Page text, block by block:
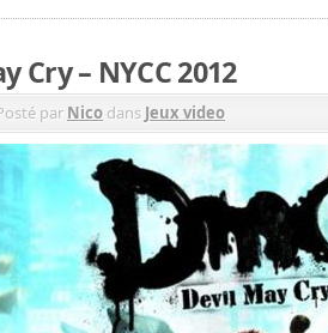
Cry – NYCC 2012
par Nico dans Jeux video